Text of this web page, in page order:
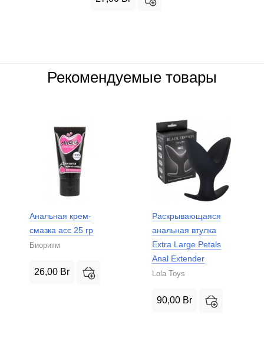
Рекомендуемые товары
Анальная крем-
смазка асс 25 гр
Биоритм
26,00 Br
Раскрывающаяся
анальная втулка
Extra Large Petals
Anal Extender
Lola Toys
90,00 Br